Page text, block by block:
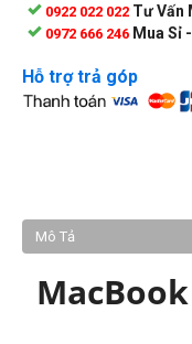
0922 022 022 Tư Vấn
0972 666 246 Mua Sỉ
Hỗ trợ trả góp
Mô Tả